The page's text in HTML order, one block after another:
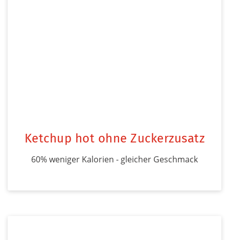
Ketchup hot ohne Zuckerzusatz
60% weniger Kalorien - gleicher Geschmack